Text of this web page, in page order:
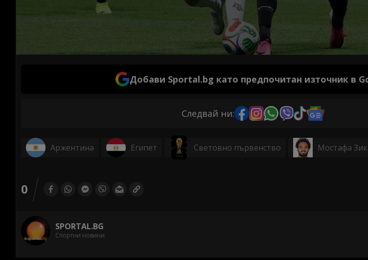
Добави Sportal.bg като предпочитан източник в
Следвай ни:
Аржентина Египет Световно първенство Мостафа
0
SPORTAL.BG
Спортни новини